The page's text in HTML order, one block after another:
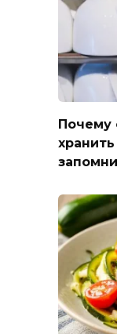
Почему